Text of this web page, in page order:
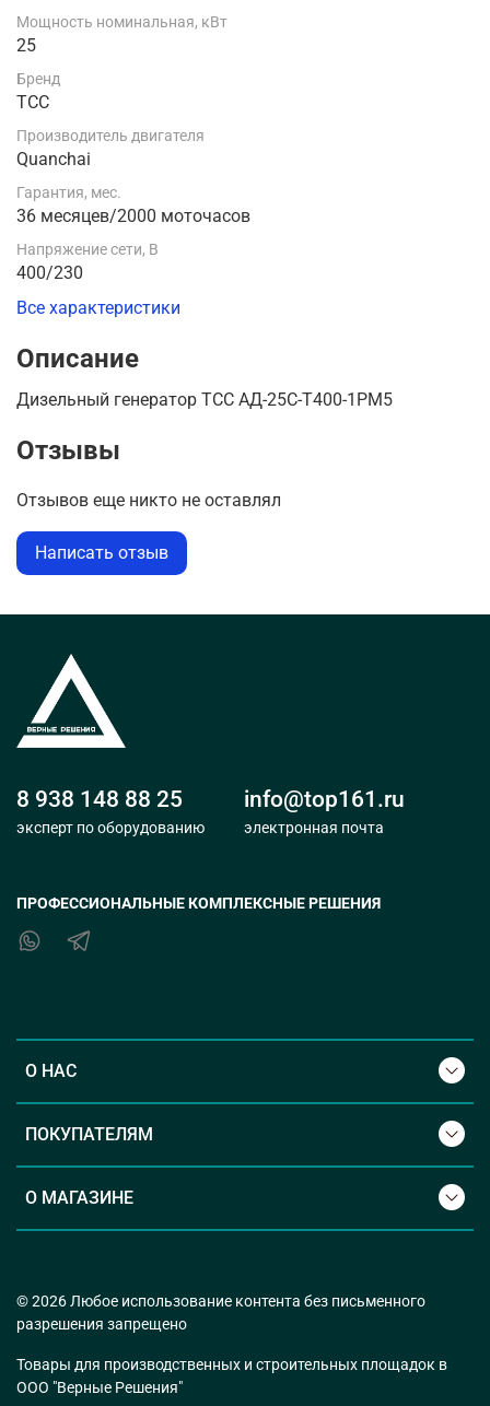
Мощность номинальная, кВт
25
Бренд
ТСС
Производитель двигателя
Quanchai
Гарантия, мес.
36 месяцев/2000 моточасов
Напряжение сети, В
400/230
Все характеристики
Описание
Дизельный генератор ТСС АД-25С-Т400-1РМ5
Отзывы
Отзывов еще никто не оставлял
Написать отзыв
О НАС
ПОКУПАТЕЛЯМ
О МАГАЗИНЕ
8 938 148 88 25
эксперт по оборудованию
info@top161.ru
электронная почта
ПРОФЕССИОНАЛЬНЫЕ КОМПЛЕКСНЫЕ РЕШЕНИЯ
© 2026 Любое использование контента без письменного
разрешения запрещено
Товары для производственных и строительных площадок в
ООО "Верные Решения"